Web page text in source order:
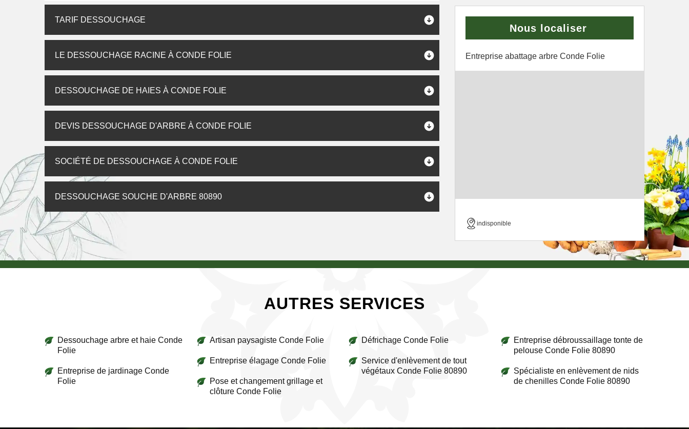
TARIF DESSOUCHAGE
LE DESSOUCHAGE RACINE À CONDE FOLIE
DESSOUCHAGE DE HAIES À CONDE FOLIE
DEVIS DESSOUCHAGE D'ARBRE À CONDE FOLIE
SOCIÉTÉ DE DESSOUCHAGE À CONDE FOLIE
DESSOUCHAGE SOUCHE D'ARBRE 80890
Nous localiser
Entreprise abattage arbre Conde Folie
indisponible
AUTRES SERVICES
Dessouchage arbre et haie Conde
Folie
Entreprise de jardinage Conde
Folie
Artisan paysagiste Conde Folie
Entreprise élagage Conde Folie
Pose et changement grillage et
clôture Conde Folie
Défrichage Conde Folie
Service d'enlèvement de tout
végétaux Conde Folie 80890
Entreprise débroussaillage tonte de
pelouse Conde Folie 80890
Spécialiste en enlèvement de nids
de chenilles Conde Folie 80890